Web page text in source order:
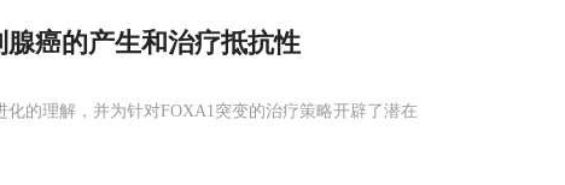
癌的产生和治疗抵抗性
的理解，并为针对FOXA1突变的治疗策略开辟了潜在